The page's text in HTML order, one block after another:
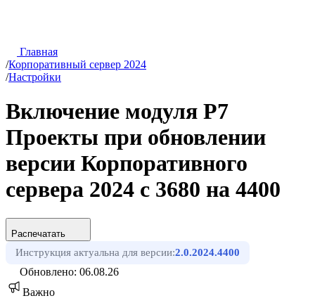
Главная
/Корпоративный сервер 2024
/Настройки
Включение модуля Р7
Проекты при обновлении
версии Корпоративного
сервера 2024 с 3680 на 4400
Распечатать
Инструкция актуальна для версии:2.0.2024.4400
Обновлено: 06.08.26
Важно